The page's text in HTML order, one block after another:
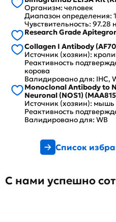
Организм: человек
Диапазон определения:
Чувствительность: 97.28
Research Grade
Collagen I Antibody
Источник (хозяин):
Реактивность
корова
Валидировано для: IHC,
Monoclonal Antibody to
Neuronal (NOS1)
Источник (хозяин): мышь
Реактивность
Валидировано для: WB
Список
С нами успешно